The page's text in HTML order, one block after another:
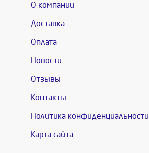
О компании
Доставка
Оплата
Новости
Отзывы
Контакты
Политика конфиденциальности
Карта сайта